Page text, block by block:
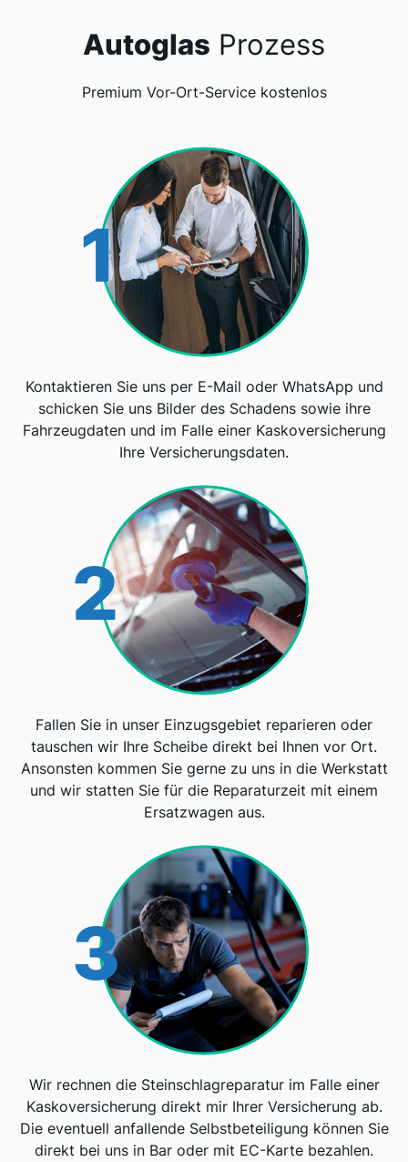
Autoglas Prozess
Premium Vor-Ort-Service kostenlos
1
Kontaktieren Sie uns per E-Mail oder WhatsApp und
schicken Sie uns Bilder des Schadens sowie ihre
Fahrzeugdaten und im Falle einer Kaskoversicherung
Ihre Versicherungsdaten.
2
Fallen Sie in unser Einzugsgebiet reparieren oder
tauschen wir Ihre Scheibe direkt bei Ihnen vor Ort.
Ansonsten kommen Sie gerne zu uns in die Werkstatt
und wir statten Sie für die Reparaturzeit mit einem
Ersatzwagen aus.
3
Wir rechnen die Steinschlagreparatur im Falle einer
Kaskoversicherung direkt mir Ihrer Versicherung ab.
Die eventuell anfallende Selbstbeteiligung können Sie
direkt bei uns in Bar oder mit EC-Karte bezahlen.